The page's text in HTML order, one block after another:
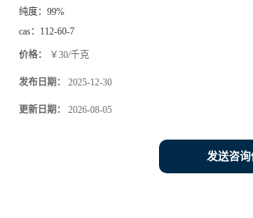
纯度： 99%
cas： 112-60-7
价格： ￥30/千克
发布日期： 2025-12-30
更新日期： 2026-08-05
发送咨询